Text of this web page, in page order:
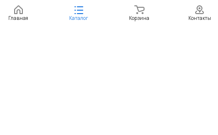
Главная Каталог Корзина Контакты